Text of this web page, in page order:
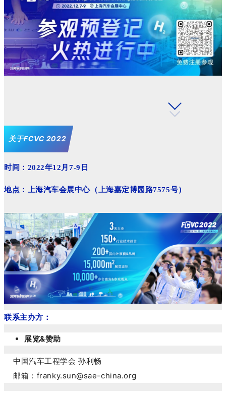
关于FCVC 2022
时间：2022年12月7-9日
地点：上海汽车会展中心（上海嘉定博园路7575号）
联系主办方：
展览&赞助
中国汽车工程学会孙利畅
邮箱：franky.sun@sae-china.org